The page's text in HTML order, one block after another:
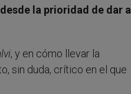
la prioridad de dar a
, y en cómo llevar la
sin duda, crítico en el que